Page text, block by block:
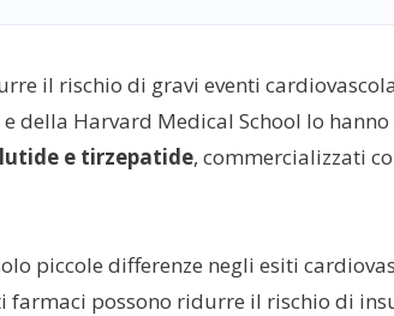
il rischio di gravi eventi
e della Harvard Medical School lo
e tirzepatide, commercializzati
piccole differenze negli esiti
farmaci possono ridurre il rischio di